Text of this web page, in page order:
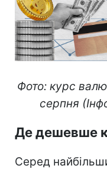
Фото: курс
серпня
Де дешевше
Серед